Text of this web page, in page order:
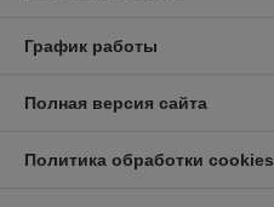
График работы
Полная версия сайта
Политика обработки cookies